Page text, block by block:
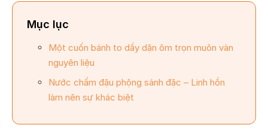
Mục lục
Một cuốn bánh to dầy dặn ôm trọn muôn vàn
nguyên liệu
Nước chấm đậu phộng sánh đặc – Linh hồn
làm nên sự khác biệt